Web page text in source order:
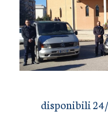
disponibili